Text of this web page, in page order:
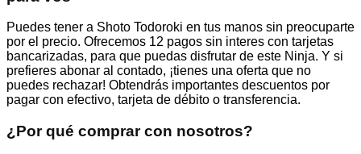
Puedes tener a Shoto Todoroki en tus manos sin preocuparte
por el precio. Ofrecemos 12 pagos sin interes con tarjetas
bancarizadas, para que puedas disfrutar de este Ninja. Y si
prefieres abonar al contado, ¡tienes una oferta que no
puedes rechazar! Obtendrás importantes descuentos por
pagar con efectivo, tarjeta de débito o transferencia.
¿Por qué comprar con nosotros?